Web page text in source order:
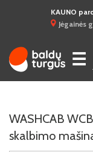
KAUNO
Jėgainės
☰
WASHCAB
skalbimo